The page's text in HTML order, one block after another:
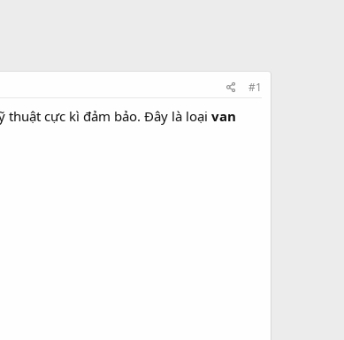
#1
thuật cực kì đảm bảo. Đây là loại van